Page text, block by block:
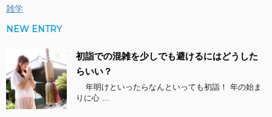
雑学
NEW ENTRY
初詣での混雑を少しでも避けるにはどうした
らいい？
年明けといったらなんといっても初詣！ 年の始ま
りに心 ...